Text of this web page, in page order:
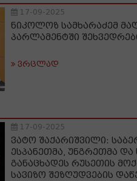
17-09-2025
ნიკოლოზ სამხარაძემ
პარლამენტში
ვრცლად
17-09-2025
ვატო შაქარიშვილი:
ესპანეთმა, უნგრეთმა
განაცხადეს რუსეთის
სავიზო შეზღუდვების